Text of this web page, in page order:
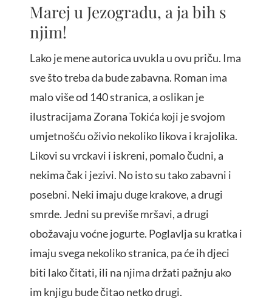
Marej u Jezogradu, a ja bih s
njim!
Lako je mene autorica uvukla u ovu priču. Ima
sve što treba da bude zabavna. Roman ima
malo više od 140 stranica, a oslikan je
ilustracijama Zorana Tokića koji je svojom
umjetnošću oživio nekoliko likova i krajolika.
Likovi su vrckavi i iskreni, pomalo čudni, a
nekima čak i jezivi. No isto su tako zabavni i
posebni. Neki imaju duge krakove, a drugi
smrde. Jedni su previše mršavi, a drugi
obožavaju voćne jogurte. Poglavlja su kratka i
imaju svega nekoliko stranica, pa će ih djeci
biti lako čitati, ili na njima držati pažnju ako
im knjigu bude čitao netko drugi.